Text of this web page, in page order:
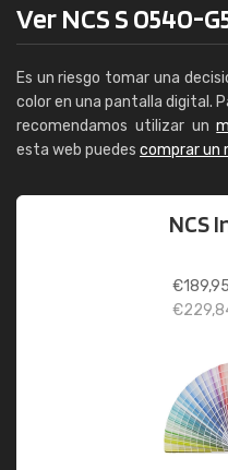
Ver NCS S 0540-
Es un riesgo tomar una
color en una pantalla digital.
recomendamos utilizar un
esta web puedes comprar un
NCS
€189,95
€